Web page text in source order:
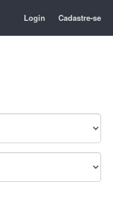
Login Cadastre-se